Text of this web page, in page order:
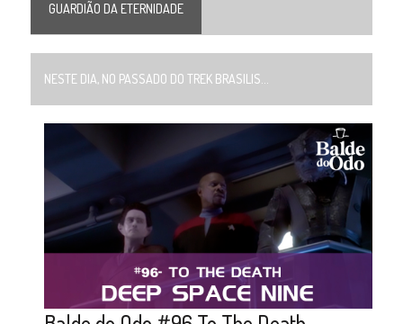
GUARDIÃO DA ETERNIDADE
NESTE DIA, NO PASSADO DO TREK BRASILIS...